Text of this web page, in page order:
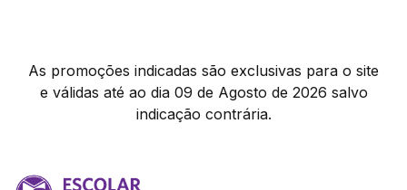
As promoções indicadas são exclusivas para o site
e válidas até ao dia 09 de Agosto de 2026 salvo
indicação contrária.